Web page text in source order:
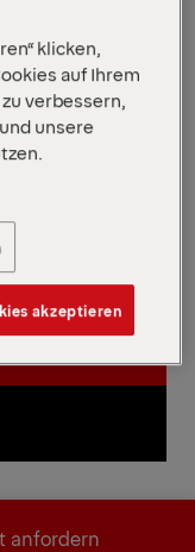
Hebeleistung
auf
Der
Leistung auf
die Platzierung
anfordern
klicken,
auf Ihrem
verbessern,
unsere
akzeptieren